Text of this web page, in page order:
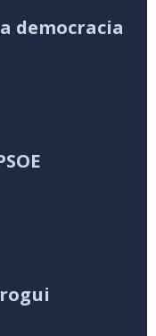
democracia